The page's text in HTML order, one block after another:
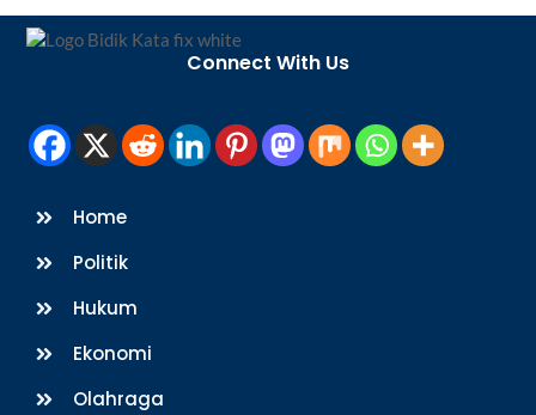
Back
Connect With Us
Home
Politik
Hukum
Ekonomi
Olahraga